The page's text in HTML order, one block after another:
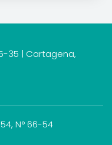
35 | Cartagena,
N° 66-54